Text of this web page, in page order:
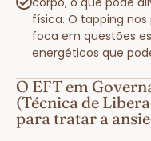
física. O tapping
foca em questões
energéticos que
O EFT em
(Técnica de
para tratar a